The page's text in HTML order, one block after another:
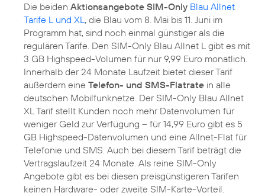
Die beiden Aktionsangebote SIM-Only Blau Allnet
Tarife L und XL, die Blau vom 8. Mai bis 11. Juni im
Programm hat, sind noch einmal günstiger als die
regulären Tarife. Den SIM-Only Blau Allnet L gibt es mit
3 GB Highspeed-Volumen für nur 9,99 Euro monatlich.
Innerhalb der 24 Monate Laufzeit bietet dieser Tarif
außerdem eine Telefon- und SMS-Flatrate in alle
deutschen Mobilfunknetze. Der SIM-Only Blau Allnet
XL Tarif stellt Kunden noch mehr Datenvolumen für
weniger Geld zur Verfügung – für 14,99 Euro gibt es 5
GB Highspeed-Datenvolumen und eine Allnet-Flat für
Telefonie und SMS. Auch bei diesem Tarif beträgt die
Vertragslaufzeit 24 Monate. Als reine SIM-Only
Angebote gibt es bei diesen preisgünstigeren Tarifen
keinen Hardware- oder zweite SIM-Karte-Vorteil.